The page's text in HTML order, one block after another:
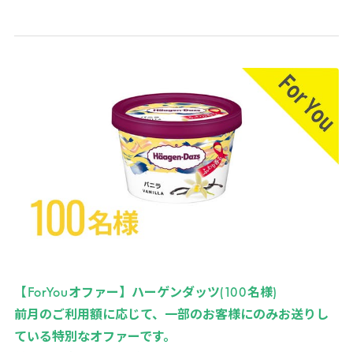
【 ForYouオファー】ハーゲンダッツ( 100名様)
前月のご利用額に応じて、一部のお客様にのみお送りし
ている特別なオファーです。